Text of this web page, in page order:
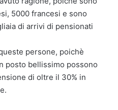
5000 francesi e sono
di arrivi di pensionati
persone, poichè
posto bellissimo possono
di oltre il 30% in